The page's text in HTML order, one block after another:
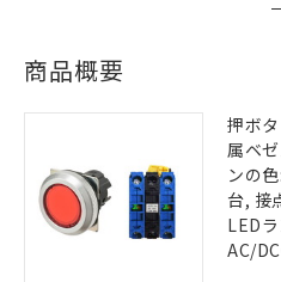
商品概要
押ボ
属ベ
ンの
台, 接
LED
AC/